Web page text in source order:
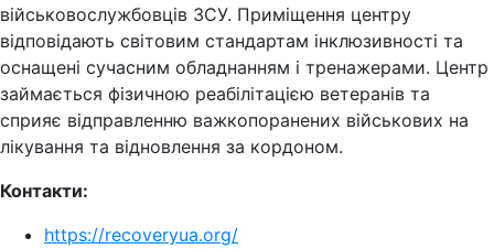
військовослужбовців ЗСУ. Приміщення центру
відповідають світовим стандартам інклюзивності та
оснащені сучасним обладнанням і тренажерами. Центр
займається фізичною реабілітацією ветеранів та
сприяє відправленню важкопоранених військових на
лікування та відновлення за кордоном.
Контакти:
https://recoveryua.org/